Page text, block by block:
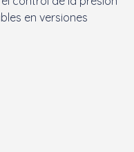
en versiones